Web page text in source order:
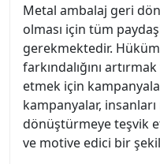
Metal ambalaj geri
olması için tüm
gerekmektedir.
farkındalığını
etmek için
kampanyalar,
dönüştürmeye teşvik
ve motive edici bir